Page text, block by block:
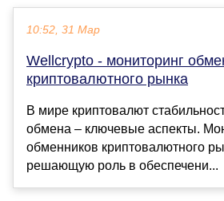
10:52, 31 Мар
Wellcrypto - мониторинг
криптовалютного рынка
В мире криптовалют
обмена – ключевые аспекты.
обменников криптовалютного
решающую роль в обеспечени...